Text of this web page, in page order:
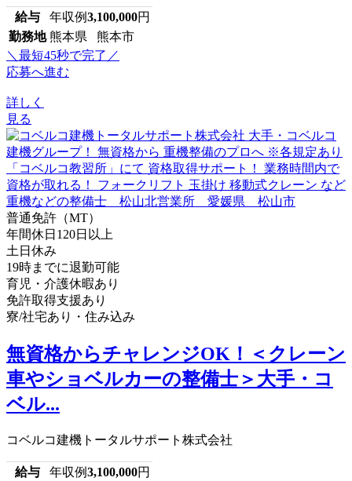
給与 年収例3,100,000円
勤務地 熊本県 熊本市
＼最短45秒で完了／
応募へ進む
詳しく
見る
普通免許（MT）
年間休日120日以上
土日休み
19時までに退勤可能
育児・介護休暇あり
免許取得支援あり
寮/社宅あり・住み込み
無資格からチャレンジOK！＜クレーン
車やショベルカーの整備士＞大手・コ
ベル...
コベルコ建機トータルサポート株式会社
給与 年収例3,100,000円